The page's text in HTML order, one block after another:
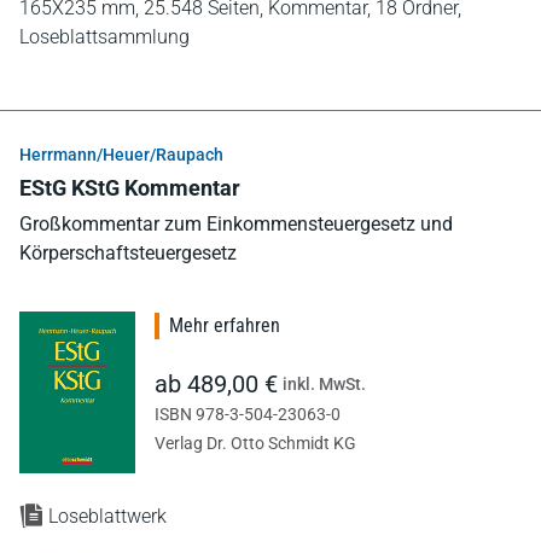
165X235 mm, 25.548 Seiten, Kommentar, 18 Ordner,
Loseblattsammlung
Herrmann/Heuer/Raupach
EStG KStG Kommentar
Großkommentar zum Einkommensteuergesetz und
Körperschaftsteuergesetz
Loseblattwerk
Mehr erfahren
ab 489,00 € inkl. MwSt.
ISBN 978-3-504-23063-0
Verlag Dr. Otto Schmidt KG